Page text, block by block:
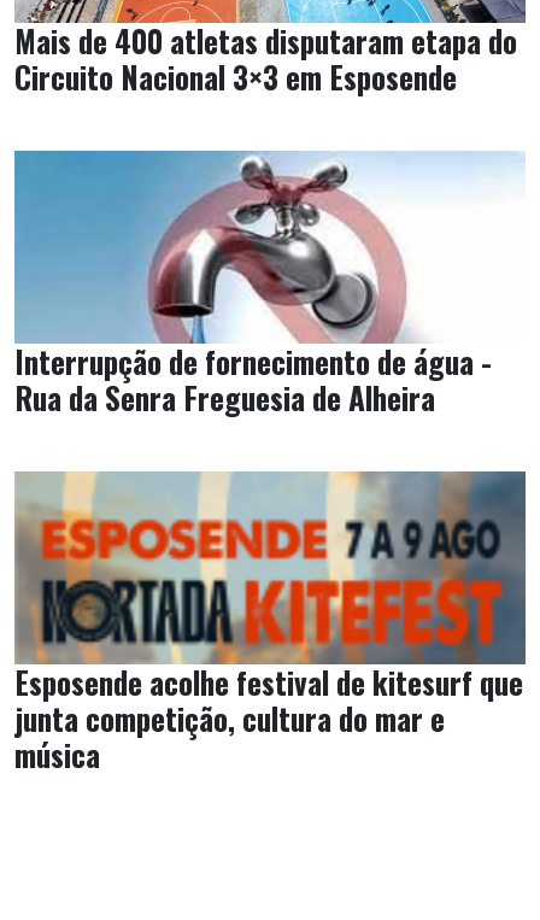
Mais de 400 atletas disputaram etapa do
Circuito Nacional 3×3 em Esposende
Interrupção de fornecimento de água -
Rua da Senra Freguesia de Alheira
Esposende acolhe festival de kitesurf que
junta competição, cultura do mar e
música